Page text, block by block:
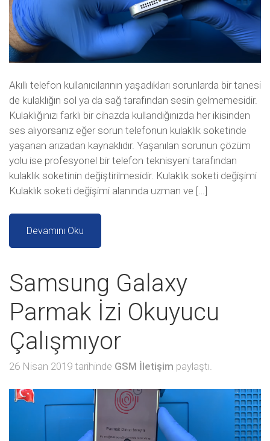
Akıllı telefon kullanıcılarının yaşadıkları sorunlarda bir tanesi
de kulaklığın sol ya da sağ tarafından sesin gelmemesidir.
Kulaklığınızı farklı bir cihazda kullandığınızda her ikisinden
ses alıyorsanız eğer sorun telefonun kulaklık soketinde
yaşanan arızadan kaynaklıdır. Yaşanılan sorunun çözüm
yolu ise profesyonel bir telefon teknisyeni tarafından
kulaklık soketinin değiştirilmesidir. Kulaklık soketi değişimi
Kulaklık soketi değişimi alanında uzman ve […]
Devamını Oku
Samsung Galaxy
Parmak İzi Okuyucu
Çalışmıyor
26 Nisan 2019 tarihinde GSM İletişim paylaştı.